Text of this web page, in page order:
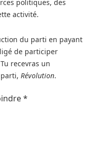
politiques, des
activité.
du parti en payant
de participer
recevras un
Révolution.
*